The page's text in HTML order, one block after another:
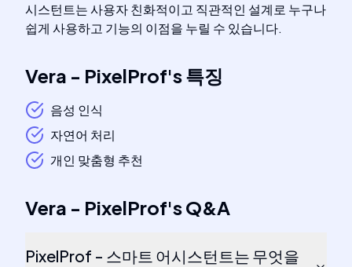
시스턴트는 사용자 친화적이고 직관적인 설계로 누구나
쉽게 사용하고 기능의 이점을 누릴 수 있습니다.
Vera - PixelProf's특징
음성 인식
자연어 처리
개인 맞춤형 추천
Vera - PixelProf'sQ&A
PixelProf - 스마트 어시스턴트는 무엇을